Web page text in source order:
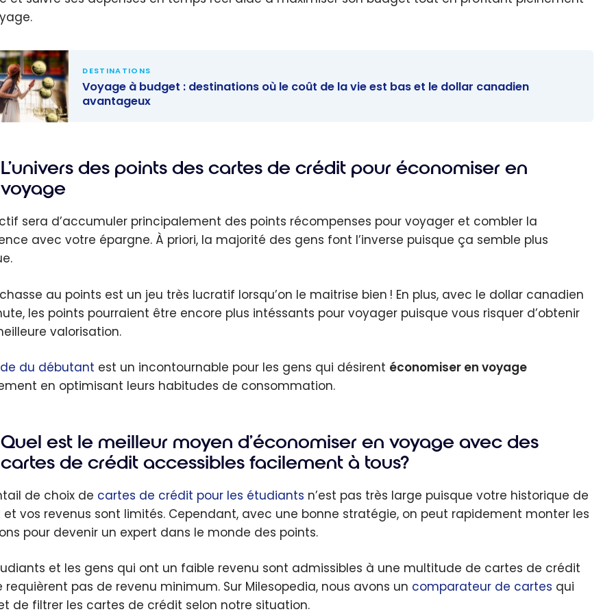
où
de la vie
canadien
DESTINATIONS
Voyage à budget : destinations où le coût de la vie est bas et le dollar canadien
avantageux
L’univers des points des cartes de crédit pour économiser en
voyage
sera d’accumuler principalement des points récompenses pour voyager et combler la
avec votre épargne. À priori, la majorité des gens font l’inverse puisque ça semble plus
au points est un jeu très lucratif lorsqu’on le maitrise bien ! En plus, avec le dollar canadien
les points pourraient être encore plus intéssants pour voyager puisque vous risquer d’obtenir
valorisation.
du débutant est un incontournable pour les gens qui désirent économiser en voyage
en optimisant leurs habitudes de consommation.
Quel est le meilleur moyen d’économiser en voyage avec des
cartes de crédit accessibles facilement à tous?
de choix de cartes de crédit pour les étudiants n’est pas très large puisque votre historique de
vos revenus sont limités. Cependant, avec une bonne stratégie, on peut rapidement monter les
pour devenir un expert dans le monde des points.
et les gens qui ont un faible revenu sont admissibles à une multitude de cartes de crédit
requièrent pas de revenu minimum. Sur Milesopedia, nous avons un comparateur de cartes qui
de filtrer les cartes de crédit selon notre situation.